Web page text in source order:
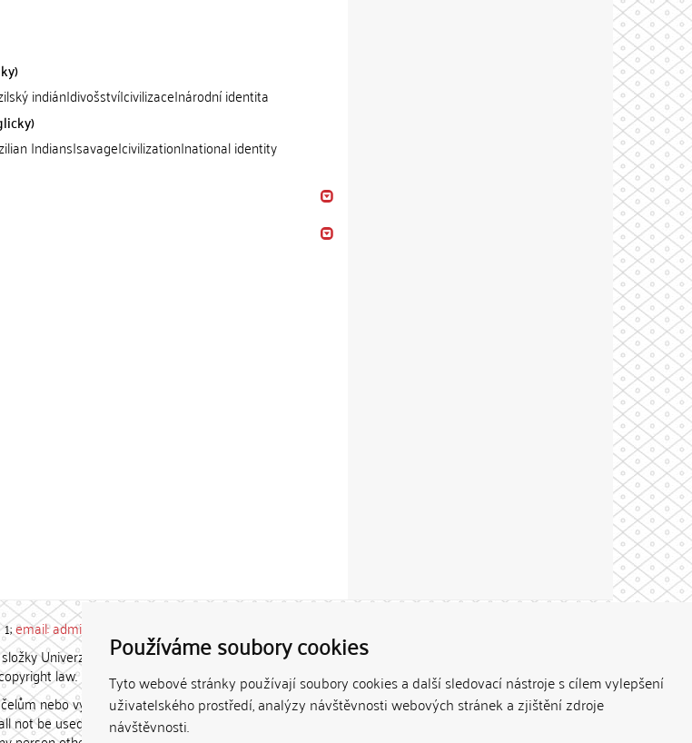
Používáme soubory cookies
Tyto webové stránky používají soubory cookies a další sledovací nástroje s cílem vylepšení
uživatelského prostředí, analýzy návštěvnosti webových stránek a zjištění zdroje
návštěvnosti.
indián|divošství|civilizace|národní identita
Indians|savage|civilization|national identity
email: admin-repozitar [at] cuni.cz
Univerzity Karlovy. / Each constituent
law.
nebo vydávány za studijní, vědeckou
be used for any commercial purposes